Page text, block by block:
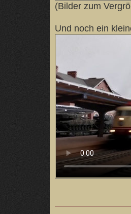
(Bilder zum
Und noch ein